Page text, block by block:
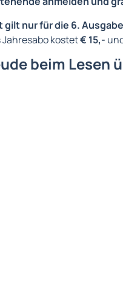
gilt nur für die 6.
Jahresabo kostet€ 15,-
beim Lesen